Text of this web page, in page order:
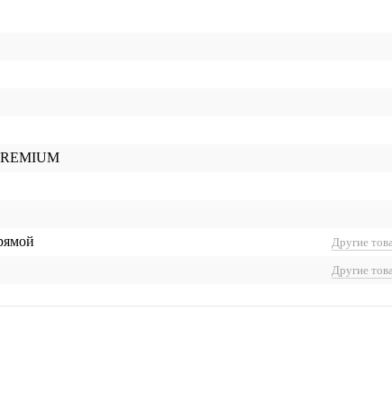
Другие
Другие